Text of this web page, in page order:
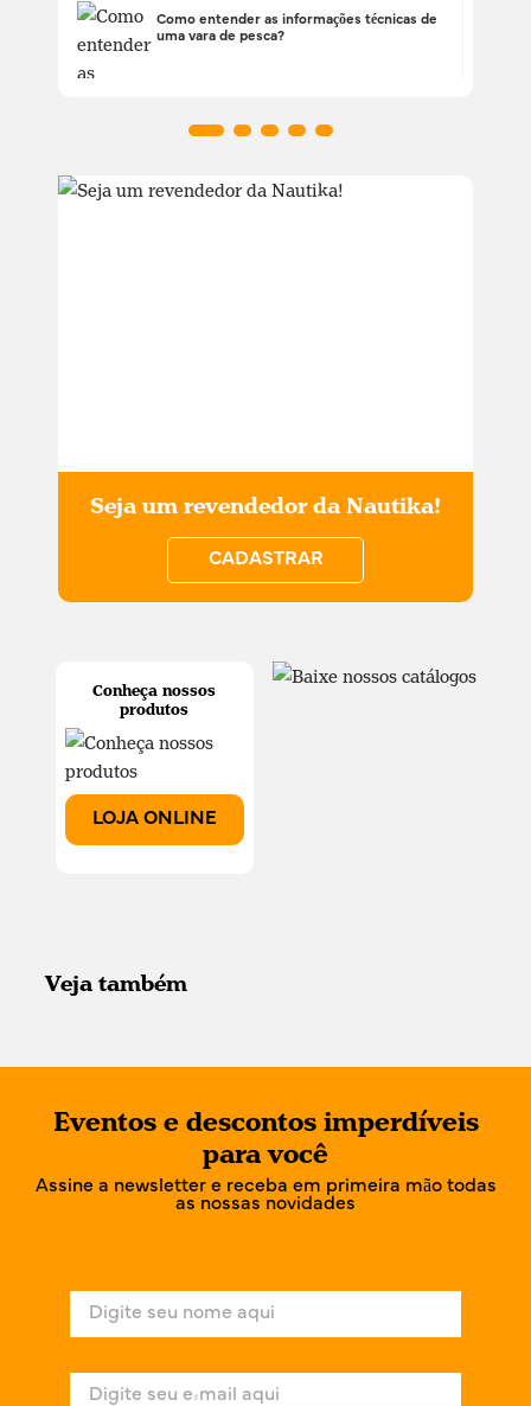
Como entender as informações técnicas de
uma vara de pesca?
Conheça nossos
produtos
LOJA ONLINE
Seja um revendedor da Nautika!
CADASTRAR
Veja também
Eventos e descontos imperdíveis
para você
Assine a newsletter e receba em primeira mão todas
as nossas novidades
e